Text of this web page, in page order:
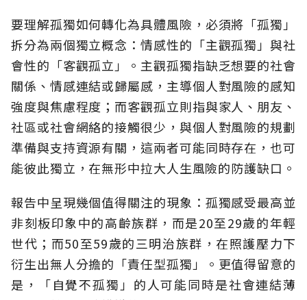
要理解孤獨如何轉化為具體風險，必須將「孤獨」
拆分為兩個獨立概念：情感性的「主觀孤獨」與社
會性的「客觀孤立」。主觀孤獨指缺乏想要的社會
關係、情感連結或歸屬感，主導個人對風險的感知
強度與焦慮程度；而客觀孤立則指與家人、朋友、
社區或社會網絡的接觸很少，與個人對風險的規劃
準備與支持資源有關，這兩者可能同時存在，也可
能彼此獨立，在無形中拉大人生風險的防護缺口。
報告中呈現幾個值得關注的現象：孤獨感受最高並
非刻板印象中的高齡族群，而是20至29歲的年輕
世代；而50至59歲的三明治族群，在照護壓力下
衍生出無人分擔的「責任型孤獨」。更值得留意的
是，「自覺不孤獨」的人可能同時是社會連結薄